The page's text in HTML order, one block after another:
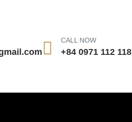
CALL NOW
+84 0971 112 118